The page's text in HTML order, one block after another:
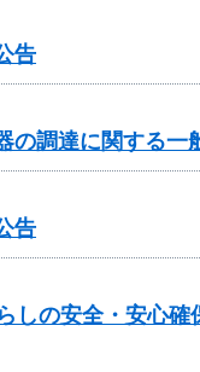
告
調達に関する一
告
の安全・安心確